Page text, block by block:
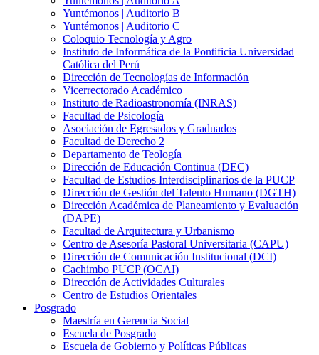
Yuntémonos | Auditorio B
Yuntémonos | Auditorio C
Coloquio Tecnología y Agro
Instituto de Informática de la Pontificia Universidad
Católica del Perú
Dirección de Tecnologías de Información
Vicerrectorado Académico
Instituto de Radioastronomía (INRAS)
Facultad de Psicología
Asociación de Egresados y Graduados
Facultad de Derecho 2
Departamento de Teología
Dirección de Educación Continua (DEC)
Facultad de Estudios Interdisciplinarios de la PUCP
Dirección de Gestión del Talento Humano (DGTH)
Dirección Académica de Planeamiento y Evaluación
(DAPE)
Facultad de Arquitectura y Urbanismo
Centro de Asesoría Pastoral Universitaria (CAPU)
Dirección de Comunicación Institucional (DCI)
Cachimbo PUCP (OCAI)
Dirección de Actividades Culturales
Centro de Estudios Orientales
Posgrado
Maestría en Gerencia Social
Escuela de Posgrado
Escuela de Gobierno y Políticas Públicas